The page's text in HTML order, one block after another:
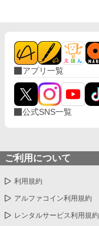
アプリ一覧
公式SNS一覧
ご利用について
利用規約
アルファコイン利用規約
レンタルサービス利用規約